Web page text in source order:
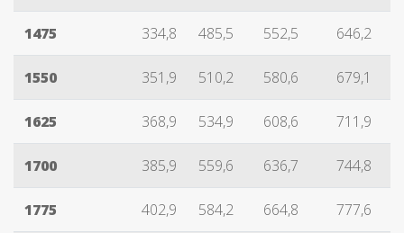
1475 334,8 485,5 552,5 646,2
1550 351,9 510,2 580,6 679,1
1625 368,9 534,9 608,6 711,9
1700 385,9 559,6 636,7 744,8
1775 402,9 584,2 664,8 777,6